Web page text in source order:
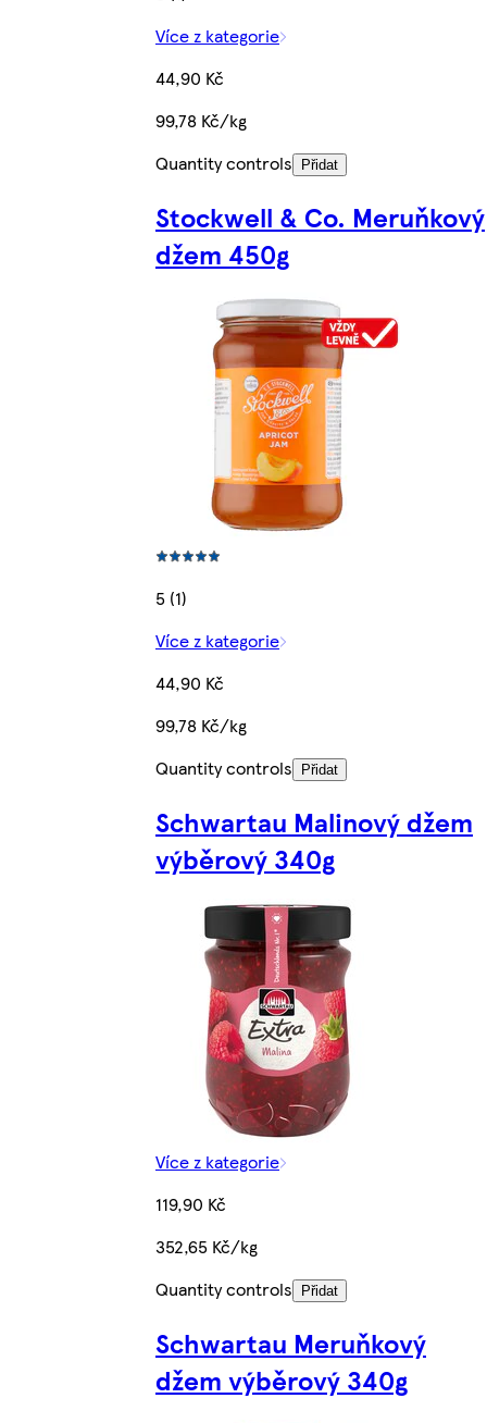
Více z kategorie
44,90 Kč
99,78 Kč/kg
Quantity controls
Přidat
Stockwell & Co. Meruňkový
džem 450g
5 (1)
Více z kategorie
44,90 Kč
99,78 Kč/kg
Quantity controls
Přidat
Schwartau Malinový džem
výběrový 340g
Více z kategorie
119,90 Kč
352,65 Kč/kg
Quantity controls
Přidat
Schwartau Meruňkový
džem výběrový 340g